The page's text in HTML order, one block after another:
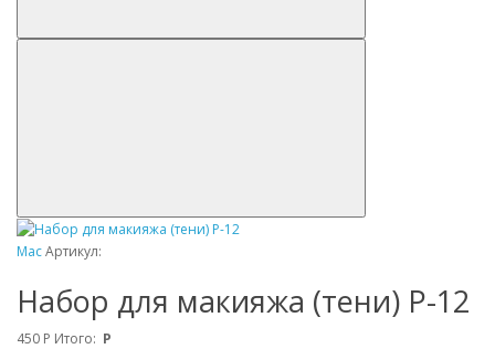
MacАртикул:
Набор для макияжа (тени) P-12
450 Р Итого: Р